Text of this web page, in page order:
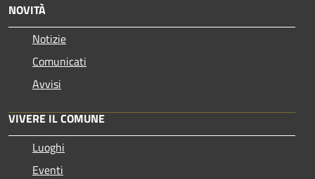
NOVITÀ
Notizie
Comunicati
Avvisi
VIVERE IL COMUNE
Luoghi
Eventi